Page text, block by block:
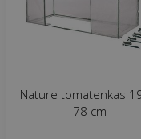
Nature tomatenkas
78 cm